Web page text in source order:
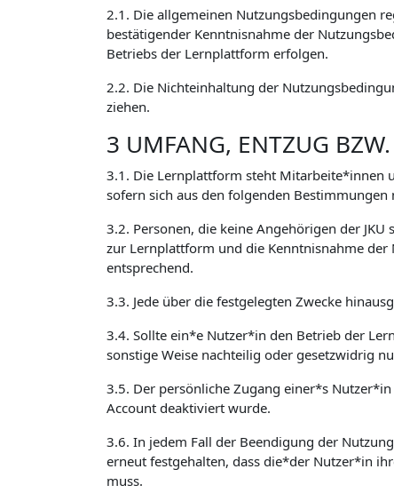
2.1. Die allgemeinen Nutzungsbedingungen
bestätigender Kenntnisnahme der
Betriebs der Lernplattform erfolgen.
2.2. Die Nichteinhaltung der
ziehen.
3 UMFANG, ENTZUG
3.1. Die Lernplattform steht Mitarbeite*innen
sofern sich aus den folgenden Bestimmungen
3.2. Personen, die keine Angehörigen der
zur Lernplattform und die Kenntnisnahme
entsprechend.
3.3. Jede über die festgelegten Zwecke
3.4. Sollte ein*e Nutzer*in den Betrieb der
sonstige Weise nachteilig oder gesetzwidrig
3.5. Der persönliche Zugang einer*s
Account deaktiviert wurde.
3.6. In jedem Fall der Beendigung der
erneut festgehalten, dass die*der Nutzer*in
muss.